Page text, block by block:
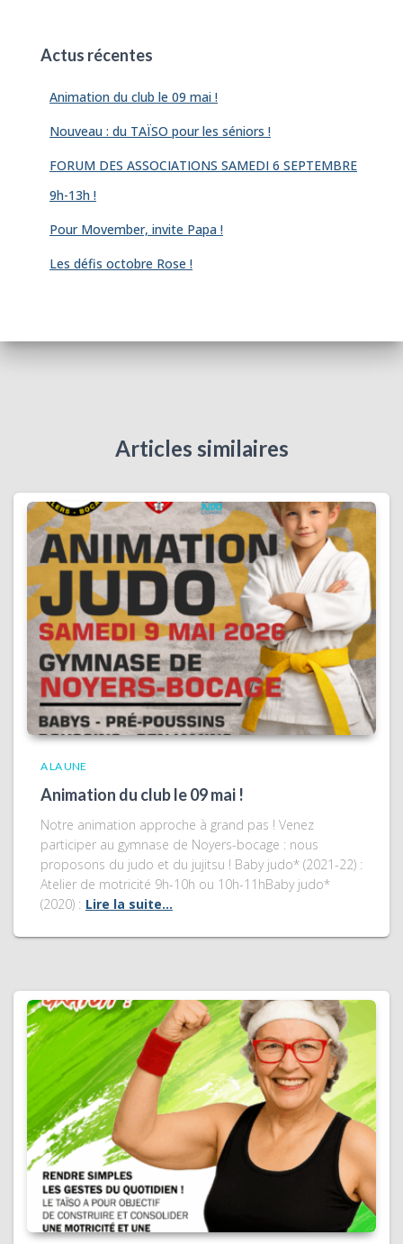
Actus récentes
Animation du club le 09 mai !
Nouveau : du TAÏSO pour les séniors !
FORUM DES ASSOCIATIONS SAMEDI 6 SEPTEMBRE
9h-13h !
Pour Movember, invite Papa !
Les défis octobre Rose !
Articles similaires
A LA UNE
Animation du club le 09 mai !
Notre animation approche à grand pas ! Venez
participer au gymnase de Noyers-bocage : nous
proposons du judo et du jujitsu ! Baby judo* (2021-22) :
Atelier de motricité 9h-10h ou 10h-11hBaby judo*
(2020) : Lire la suite…